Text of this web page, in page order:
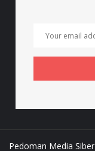
Pedoman Media Siber